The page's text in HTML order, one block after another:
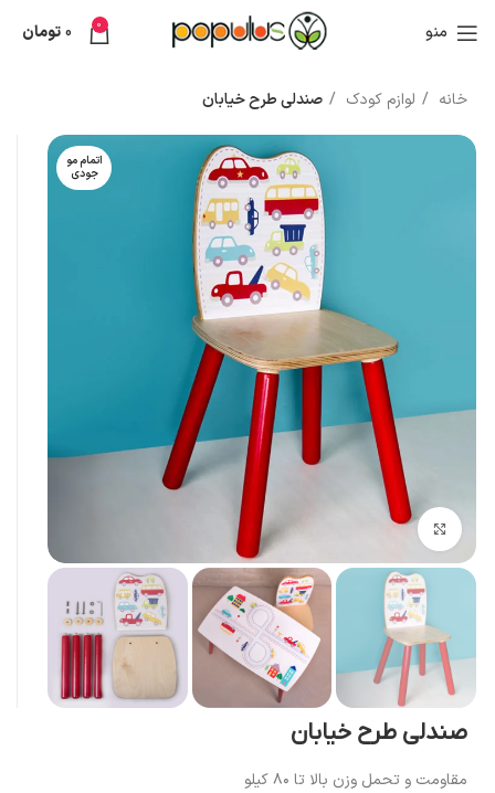
منو 0
0تومان
خانه لوازم کودک صندلی طرح خیابان
اتمام مو
جودی
بزرگنمایی تصویر
صندلی طرح خیابان
مقاومت و تحمل وزن بالا تا ۸۰ کیلو